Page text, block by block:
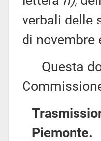
verbali delle
di novembre
Questa
Piemonte.